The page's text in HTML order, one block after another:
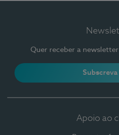
Quer receber a
Subscreva
Apoio ao